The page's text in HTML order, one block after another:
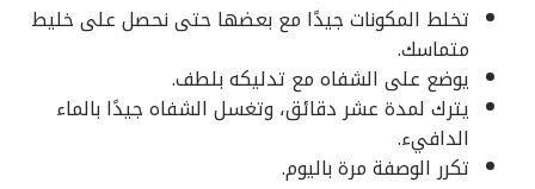
تخلط المكونات جيدًا مع بعضها حتى نحصل على خليط
متماسك.
يوضع على الشفاه مع تدليكه بلطف.
يترك لمدة عشر دقائق، وتغسل الشفاه جيدًا بالماء
الدافيء.
تكرر الوصفة مرة باليوم.